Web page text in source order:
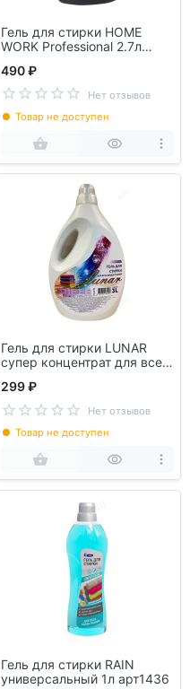
Гель для стирки HOME
WORK Professional 2.7л
490 ₽
Нет отзывов
Товар не доступен
Гель для стирки LUNAR
супер концентрат для всех
299 ₽
Нет отзывов
Товар не доступен
Гель для стирки RAIN
универсальный 1л арт1436